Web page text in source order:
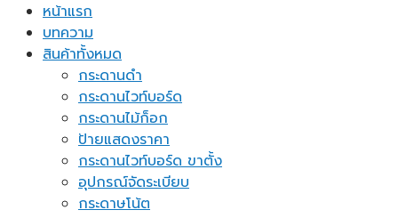
หน้าแรก
บทความ
สินค้าทั้งหมด
กระดานดำ
กระดานไวท์บอร์ด
กระดานไม้ก็อก
ป้ายแสดงราคา
กระดานไวท์บอร์ด ขาตั้ง
อุปกรณ์จัดระเบียบ
กระดาษโน้ต